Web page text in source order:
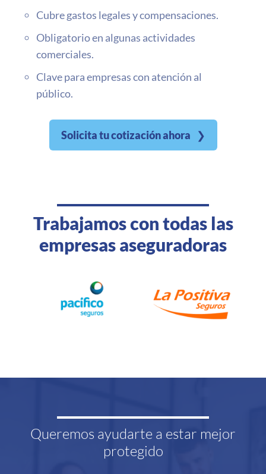
Cubre gastos legales y compensaciones.
Obligatorio en algunas actividades
comerciales.
Clave para empresas con atención al
público.
Solicita tu cotización ahora ❯
Trabajamos con todas las
empresas aseguradoras
Queremos ayudarte a estar mejor
protegido